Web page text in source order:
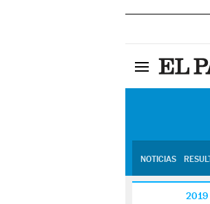
NOTICIAS
2019